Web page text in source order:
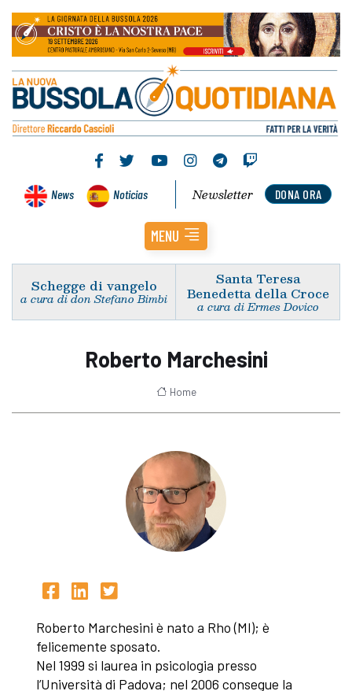
News Noticias DONA ORA
Newsletter
MENU
Schegge di vangelo
a cura di don Stefano Bimbi
Santa Teresa
Benedetta della Croce
a cura di Ermes Dovico
Roberto Marchesini
Home
Roberto Marchesini è nato a Rho (MI); è
felicemente sposato.
Nel 1999 si laurea in psicologia presso
l’Università di Padova; nel 2006 consegue la